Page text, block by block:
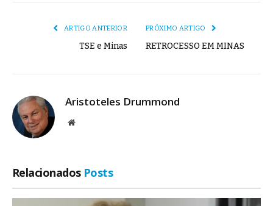
ARTIGO ANTERIOR
TSE e Minas
PRÓXIMO ARTIGO
RETROCESSO EM MINAS
Aristoteles Drummond
Site
Relacionados Posts